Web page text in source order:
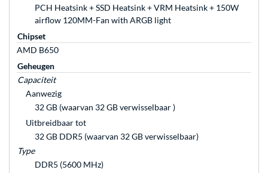
PCH Heatsink + SSD Heatsink + VRM Heatsink + 150W
airflow 120MM-Fan with ARGB light
Chipset
AMD B650
Geheugen
Capaciteit
Aanwezig
32 GB (waarvan 32 GB verwisselbaar )
Uitbreidbaar tot
32 GB DDR5 (waarvan 32 GB verwisselbaar)
Type
DDR5 (5600 MHz)